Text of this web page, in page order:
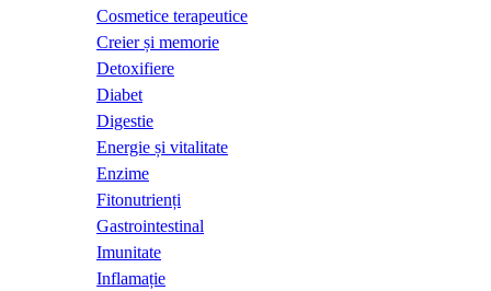
Cosmetice terapeutice
Creier și memorie
Detoxifiere
Diabet
Digestie
Energie și vitalitate
Enzime
Fitonutrienți
Gastrointestinal
Imunitate
Inflamație